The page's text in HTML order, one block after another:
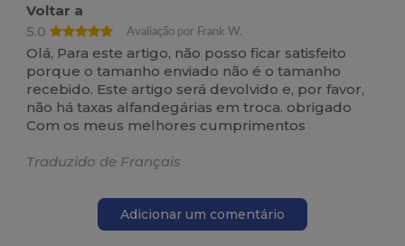
Voltar a
5.0
Avaliação por Frank W.
Olá, Para este artigo, não posso ficar satisfeito
porque o tamanho enviado não é o tamanho
recebido. Este artigo será devolvido e, por favor,
não há taxas alfandegárias em troca. obrigado
Com os meus melhores cumprimentos
Traduzido de Français
Adicionar um comentário